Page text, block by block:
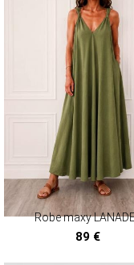
Robe maxy
89 €